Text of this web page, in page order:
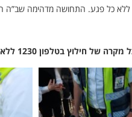
כל פגע. התחושה מדהימה שב”ה
של חילוץ בטלפון 1230 ללא כוכבית